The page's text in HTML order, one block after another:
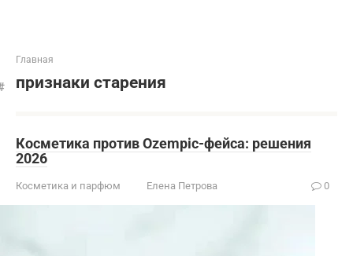
Главная
признаки старения
Косметика против Ozempic-фейса: решения
2026
Косметика и парфюм Елена Петрова 0